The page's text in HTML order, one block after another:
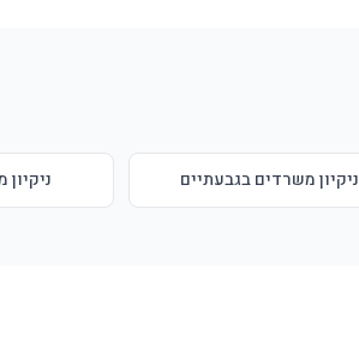
ניקיון משרדים בגבעתיים